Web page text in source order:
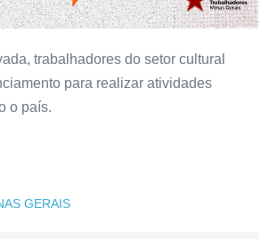
trabalhadores do setor cultural
para realizar atividades
o país.
GERAIS